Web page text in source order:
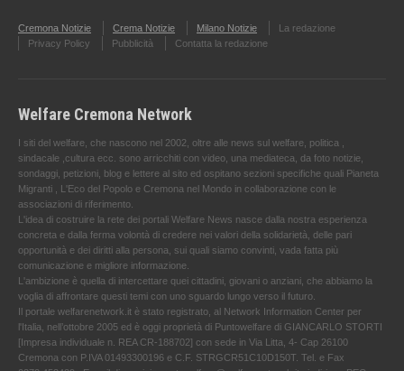
Cremona Notizie Crema Notizie Milano Notizie
La redazione
Privacy Policy
Pubblicità Contatta la redazione
Welfare Cremona Network
I siti del welfare, che nascono nel 2002, oltre alle news sul welfare, politica ,
sindacale ,cultura ecc. sono arricchiti con video, una mediateca, da foto notizie,
sondaggi, petizioni, blog e lettere al sito ed ospitano sezioni specifiche quali Pianeta
Migranti , L'Eco del Popolo e Cremona nel Mondo in collaborazione con le
associazioni di riferimento.
L'idea di costruire la rete dei portali Welfare News nasce dalla nostra esperienza
concreta e dalla ferma volontà di credere nei valori della solidarietà, delle pari
opportunità e dei diritti alla persona, sui quali siamo convinti, vada fatta più
comunicazione e migliore informazione.
L'ambizione è quella di intercettare quei cittadini, giovani o anziani, che abbiamo la
voglia di affrontare questi temi con uno sguardo lungo verso il futuro.
Il portale welfarenetwork.it è stato registrato, al Network Information Center per
l'Italia, nell’ottobre 2005 ed è oggi proprietà di Puntowelfare di GIANCARLO STORTI
[Impresa individuale n. REA CR-188702] con sede in Via Litta, 4- Cap 26100
Cremona con P.IVA 01493300196 e C.F. STRGCR51C10D150T. Tel. e Fax